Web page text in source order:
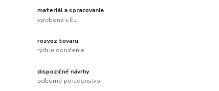
materiál a spracovanie
vyrobené v EU
rozvoz tovaru
rýchle doručenie
dispozičné návrhy
odborné poradenstvo